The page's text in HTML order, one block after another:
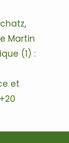
,
Martin
(1) :
et